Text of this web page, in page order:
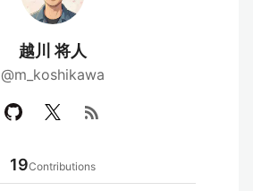
越川 将人
@m_koshikawa
rss_feed
19Contributions